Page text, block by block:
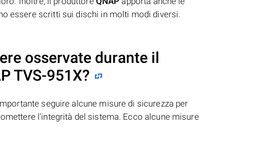
essere scritti sui dischi in molti modi diversi.
osservate durante il
TVS-951X?
seguire alcune misure di sicurezza per
l'integrità del sistema. Ecco alcune misure